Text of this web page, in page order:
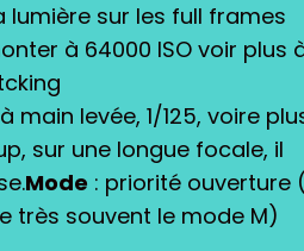
lumière sur les full frames
à 64000 ISO voir plus
main levée, 1/125, voire
sur une longue focale, il
Mode : priorité ouverture
très souvent le mode M)